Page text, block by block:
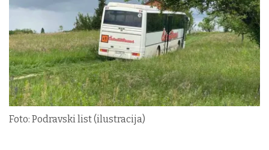
Foto: Podravski list (ilustracija)